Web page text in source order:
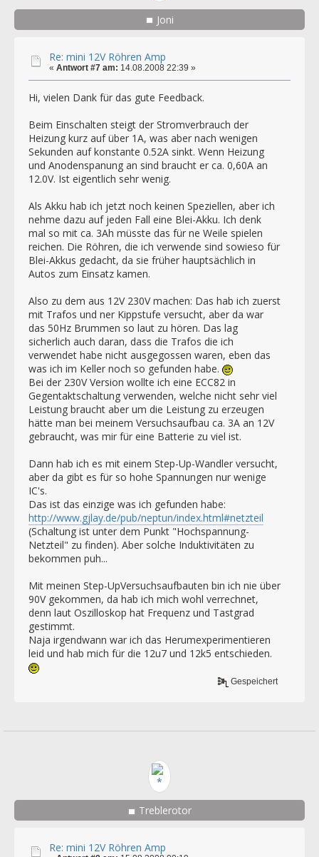
Joni
Re: mini 12V Röhren Amp
« Antwort #7 am: 14.08.2008 22:39 »
Hi, vielen Dank für das gute Feedback.
Beim Einschalten steigt der Stromverbrauch der
Heizung kurz auf über 1A, was aber nach wenigen
Sekunden auf konstante 0.52A sinkt. Wenn Heizung
und Anodenspanung an sind braucht er ca. 0,60A an
12.0V. Ist eigentlich sehr wenig.
Als Akku hab ich jetzt noch keinen Speziellen, aber ich
nehme dazu auf jeden Fall eine Blei-Akku. Ich denk
mal so mit ca. 3Ah müsste das für ne Weile spielen
reichen. Die Röhren, die ich verwende sind sowieso für
Blei-Akkus gedacht, da sie früher hauptsächlich in
Autos zum Einsatz kamen.
Also zu dem aus 12V 230V machen: Das hab ich zuerst
mit Trafos und ner Kippstufe versucht, aber da war
das 50Hz Brummen so laut zu hören. Das lag
sicherlich auch daran, dass die Trafos die ich
verwendet habe nicht ausgegossen waren, eben das
was ich im Keller noch so gefunden habe.
Bei der 230V Version wollte ich eine ECC82 in
Gegentaktschaltung verwenden, welche nicht sehr viel
Leistung braucht aber um die Leistung zu erzeugen
hätte man bei meinem Versuchsaufbau ca. 3A an 12V
gebraucht, was mir für eine Batterie zu viel ist.
Dann hab ich es mit einem Step-Up-Wandler versucht,
aber da gibt es für so hohe Spannungen nur wenige
IC's.
Das ist das einzige was ich gefunden habe:
http://www.gjlay.de/pub/neptun/index.html#netzteil
(Schaltung ist unter dem Punkt "Hochspannung-
Netzteil" zu finden). Aber solche Induktivitäten zu
bekommen puh...
Mit meinen Step-UpVersuchsaufbauten bin ich nie über
90V gekommen, da hab ich mich wohl verrechnet,
denn laut Oszilloskop hat Frequenz und Tastgrad
gestimmt.
Naja irgendwann war ich das Herumexperimentieren
leid und hab mich für die 12u7 und 12k5 entschieden.
Gespeichert
Treblerotor
Re: mini 12V Röhren Amp